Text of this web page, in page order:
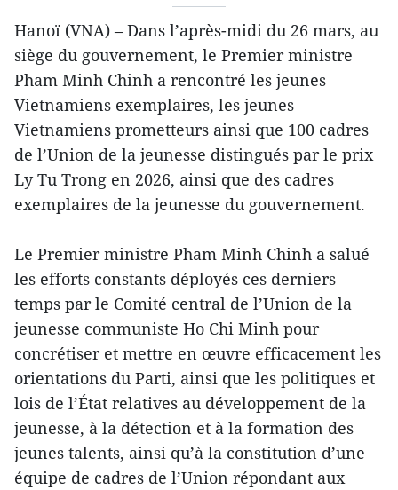
Hanoï (VNA) – Dans l’après-midi du 26 mars, au
siège du gouvernement, le Premier ministre
Pham Minh Chinh a rencontré les jeunes
Vietnamiens exemplaires, les jeunes
Vietnamiens prometteurs ainsi que 100 cadres
de l’Union de la jeunesse distingués par le prix
Ly Tu Trong en 2026, ainsi que des cadres
exemplaires de la jeunesse du gouvernement.
Le Premier ministre Pham Minh Chinh a salué
les efforts constants déployés ces derniers
temps par le Comité central de l’Union de la
jeunesse communiste Ho Chi Minh pour
concrétiser et mettre en œuvre efficacement les
orientations du Parti, ainsi que les politiques et
lois de l’État relatives au développement de la
jeunesse, à la détection et à la formation des
jeunes talents, ainsi qu’à la constitution d’une
équipe de cadres de l’Union répondant aux